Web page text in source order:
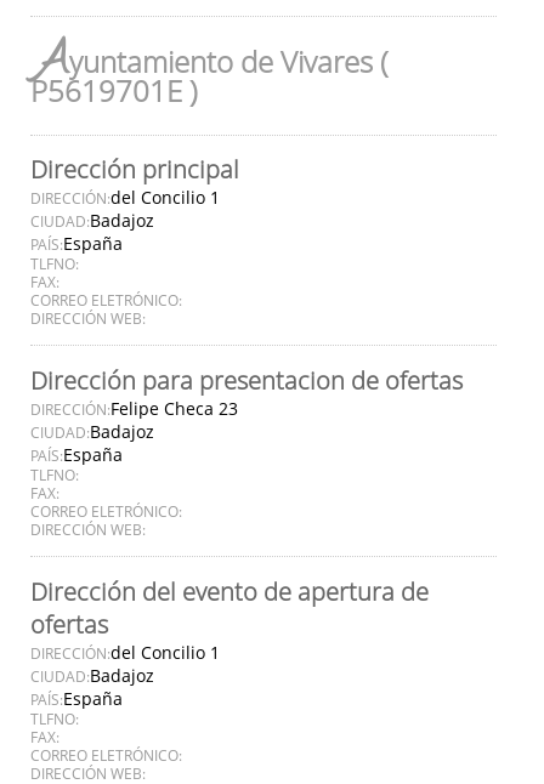
Ayuntamiento de Vivares (
P5619701E )
Dirección principal
DIRECCIÓN:del Concilio 1
CIUDAD:Badajoz
PAÍS:España
TLFNO:
FAX:
CORREO ELETRÓNICO:
DIRECCIÓN WEB:
Dirección para presentacion de ofertas
DIRECCIÓN:Felipe Checa 23
CIUDAD:Badajoz
PAÍS:España
TLFNO:
FAX:
CORREO ELETRÓNICO:
DIRECCIÓN WEB:
Dirección del evento de apertura de
ofertas
DIRECCIÓN:del Concilio 1
CIUDAD:Badajoz
PAÍS:España
TLFNO:
FAX:
CORREO ELETRÓNICO:
DIRECCIÓN WEB: